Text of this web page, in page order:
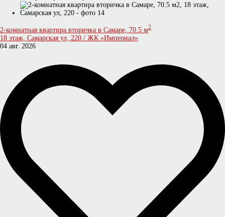
2-комнатная квартира вторичка в Самаре, 70.5 м2
18 этаж, Самарская ул, 220 / ЖК «Империал»
04 авг. 2026